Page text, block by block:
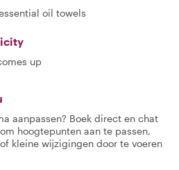
oil towels
up
aanpassen? Boek direct en chat
hoogtepunten aan te passen,
kleine wijzigingen door te voeren